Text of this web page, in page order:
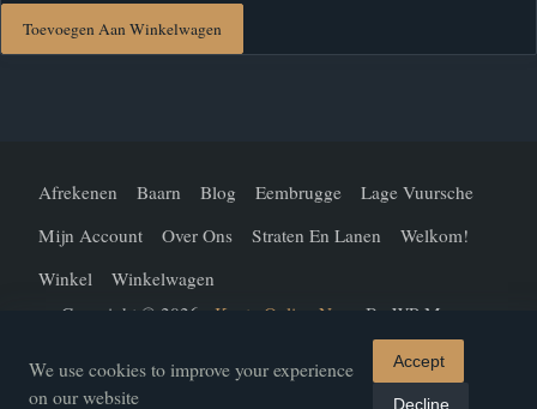
Toevoegen Aan Winkelwagen
Afrekenen Baarn Blog Eembrugge
Lage Vuursche
Mijn Account
Over Ons Straten En Lanen
Welkom!
Winkel
Winkelwagen
Copyright © 2026 - Kenta Online News By WP Moose
We use cookies to improve your experience
on our website
Accept
Decline